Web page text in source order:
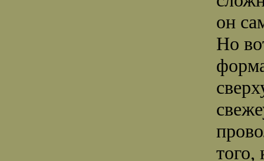
он
Но
того,